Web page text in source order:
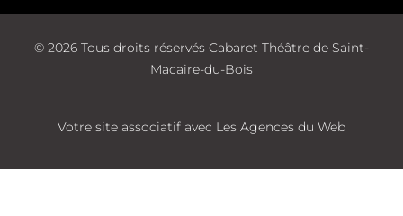
© 2026 Tous droits réservés Cabaret Théâtre de Saint-
Macaire-du-Bois
Votre site associatif avec Les Agences du Web